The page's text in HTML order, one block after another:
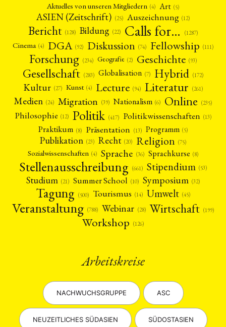
ANTRAG AUF EINEN SMALL GRANT DER DGA MITGLIEDERBEREICH
MITGLIEDSCHAFT
Aktuelles von unseren Mitgliedern (4) Art (5)
ASIEN (Zeitschrift) (25) Auszeichnung (12)
Bericht (128) Bildung (22) Calls for… (1287)
Cinema (4) DGA (92) Diskussion (74) Fellowship (111)
Forschung (234) Geografie (2) Geschichte (93)
Gesellschaft (283) Globalisation (7) Hybrid (172)
Kultur (27) Kunst (4) Lecture (94) Literatur (261)
Medien (24) Migration (39) Nationalism (6) Online (235)
Philosophie (12) Politik (417) Politikwissenschaften (13)
Praktikum (8) Präsentation (13) Programm (5)
Publikation (23) Recht (20) Religion (75)
Sozialwissenschaften (4) Sprache (36) Sprachkurse (8)
Stellenausschreibung (661) Stipendium (53)
Studium (21) Summer School (10) Symposium (32)
Tagung (500) Tourismus (14) Umwelt (45)
Veranstaltung (788) Webinar (28) Wirtschaft (199)
Workshop (126)
Arbeitskreise
NACHWUCHSGRUPPE ASC
NEUZEITLICHES SÜDASIEN SÜDOSTASIEN